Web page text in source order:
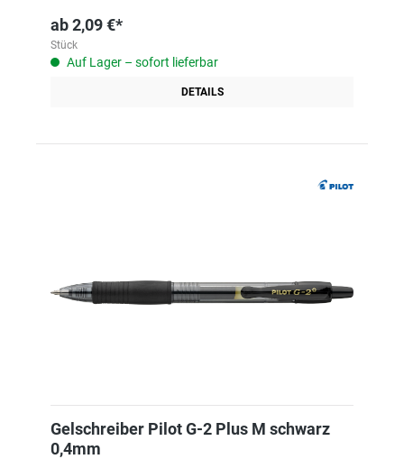
ab2,09 €*
Stück
Auf Lager – sofort lieferbar
DETAILS
Gelschreiber Pilot G-2 Plus M schwarz
0,4mm